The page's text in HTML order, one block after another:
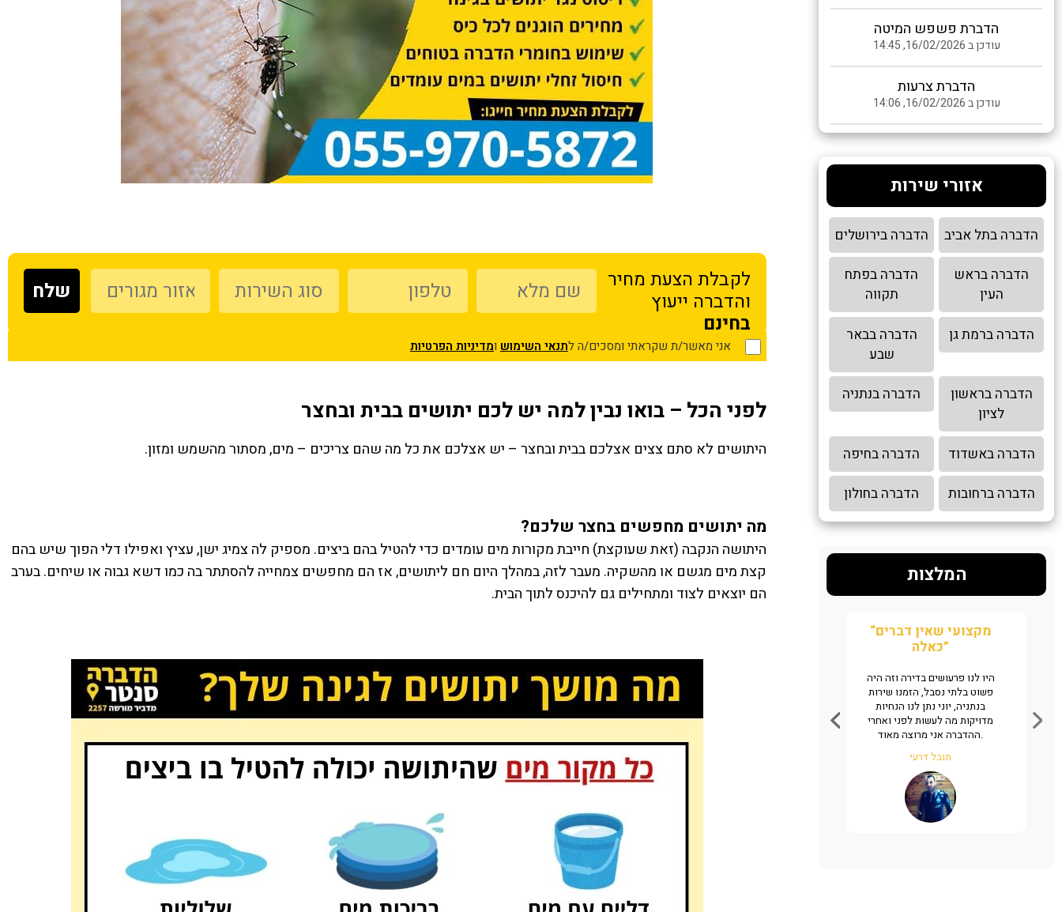
לקבלת הצעת מחיר
והדברה ייעוץ
בחינם
אני מאשר/ת שקראתי ומסכים/ה לתנאי השימוש ומדיניות הפרטיות
לפני הכל – בואו נבין למה יש לכם יתושים בבית ובחצר
היתושים לא סתם צצים אצלכם בבית ובחצר – יש אצלכם את כל מה שהם צריכים – מים, מסתור מהשמש ומזון.
מה יתושים מחפשים בחצר שלכם?
היתושה הנקבה (זאת שעוקצת) חייבת מקורות מים עומדים כדי להטיל בהם ביצים. מספיק לה צמיג ישן, עציץ ואפילו דלי הפוך שיש בהם
קצת מים מגשם או מהשקיה. מעבר לזה, במהלך היום חם ליתושים, אז הם מחפשים צמחייה להסתתר בה כמו דשא גבוה או שיחים. בערב
הם יוצאים לצוד ומתחילים גם להיכנס לתוך הבית.
הדברת פשפש המיטה
עודכן ב 16/02/2026, 14:45
הדברת צרעות
עודכן ב 16/02/2026, 14:06
אזורי שירות
הדברה בתל אביב הדברה בירושלים
הדברה בראש
העין
הדברה בפתח
תקווה
הדברה ברמת גן
הדברה בבאר
שבע
הדברה בראשון
לציון
הדברה בנתניה
הדברה באשדוד הדברה בחיפה
הדברה ברחובות הדברה בחולון
המלצות
הזמנו ריסוס נגד ג'וקים בדירה שלנו
בירושלים, השירות היה מצוין, תוך
יום באמת נפתרה הבעיה, עכשיו
אחרי חודשיים אפשר להגיד
שהסיוט מאחורינו
שני פרץ
חיפשנו מדביר בתל אביב מעכשיו
לעכשיו להדברת חולדות בבניין
שלנו, הגעתם תוך פחות משעה,
ולאחר 3 ימים הגעתם שוב ללא
עלות, באמת כבר טפו טפו טפו עברו
החולדות מאחורינו. לאה ועד בית
רומי סבר
מדויקות מה לעשות לפני ואחרי
המשרד, שלחנו אליכם ווצאפ לזיהוי
המענה היה ממש מהיר תוך דקות,
ראינו שמדובר במקצוענים והזמנו
מיד שירות. אין ספק שמדובר
במקצוענים שיודעים מה עושים,
רותי פינקלשטיין